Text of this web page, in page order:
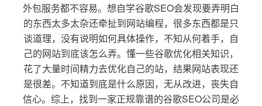
外包服务都不容易。想自学谷歌SEO会发现要弄明白
的东西太多太杂还牵扯到网站编程，很多东西都是只
谈道理，没有说明如何具体操作，不知从何着手，自
己的网站到底该怎么弄。懂一些谷歌优化相关知识，
花了大量时间精力去优化自己的站，结果网站表现还
是很差。不知道到底是什么原因，无从改进，丧失自
信心。综上，找到一家正规靠谱的谷歌SEO公司是必